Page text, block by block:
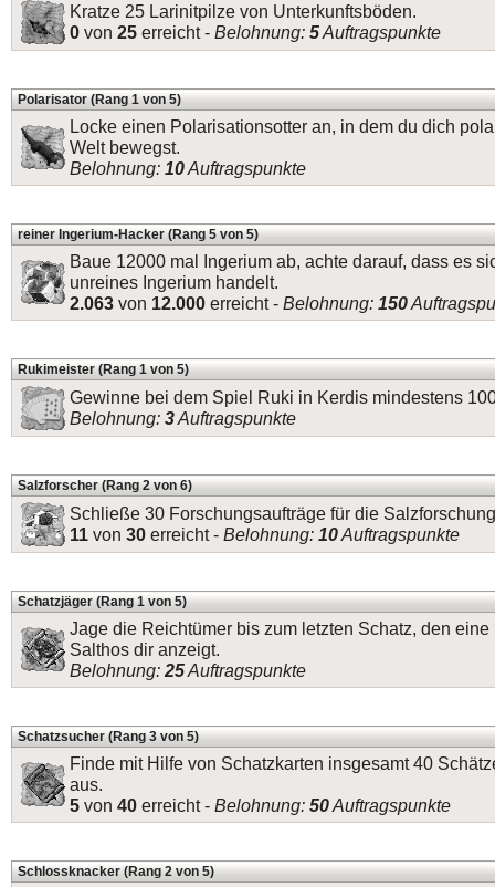
Kratze 25 Larinitpilze von Unterkunftsböden.
0 von 25 erreicht - Belohnung: 5Auftragspunkte
Polarisator (Rang 1 von 5)
Locke einen Polarisationsotter an, in dem du dich
Welt bewegst.
Belohnung: 10Auftragspunkte
reiner Ingerium-Hacker (Rang 5 von 5)
Baue 12000 mal Ingerium ab, achte darauf, dass es
unreines Ingerium handelt.
2.063 von 12.000 erreicht - Belohnung: 150
Rukimeister (Rang 1 von 5)
Gewinne bei dem Spiel Ruki in Kerdis mindestens
Belohnung: 3Auftragspunkte
Salzforscher (Rang 2 von 6)
Schließe 30 Forschungsaufträge für die
11 von 30 erreicht - Belohnung: 10Auftragspunkte
Schatzjäger (Rang 1 von 5)
Jage die Reichtümer bis zum letzten Schatz, den
Salthos dir anzeigt.
Belohnung: 25Auftragspunkte
Schatzsucher (Rang 3 von 5)
Finde mit Hilfe von Schatzkarten insgesamt 40
aus.
5 von 40 erreicht - Belohnung: 50Auftragspunkte
Schlossknacker (Rang 2 von 5)